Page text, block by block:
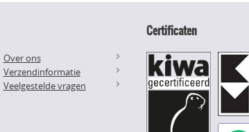
Over ons
Verzendinformatie
Veelgestelde vragen
Certificaten